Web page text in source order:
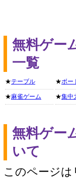
無料ゲー
一覧
★テーブル
★麻雀ゲーム
★ボー
★集中
無料ゲー
いて
このページ